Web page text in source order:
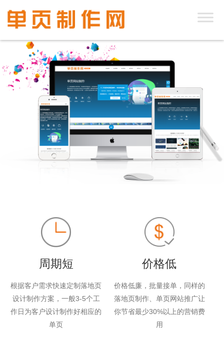
周期短
根据客户需求快速定制落地页
设计制作方案，一般3-5个工
作日为客户设计制作好相应的
单页
价格低
价格低廉，批量接单，同样的
落地页制作、单页网站推广让
你节省最少30%以上的营销费
用